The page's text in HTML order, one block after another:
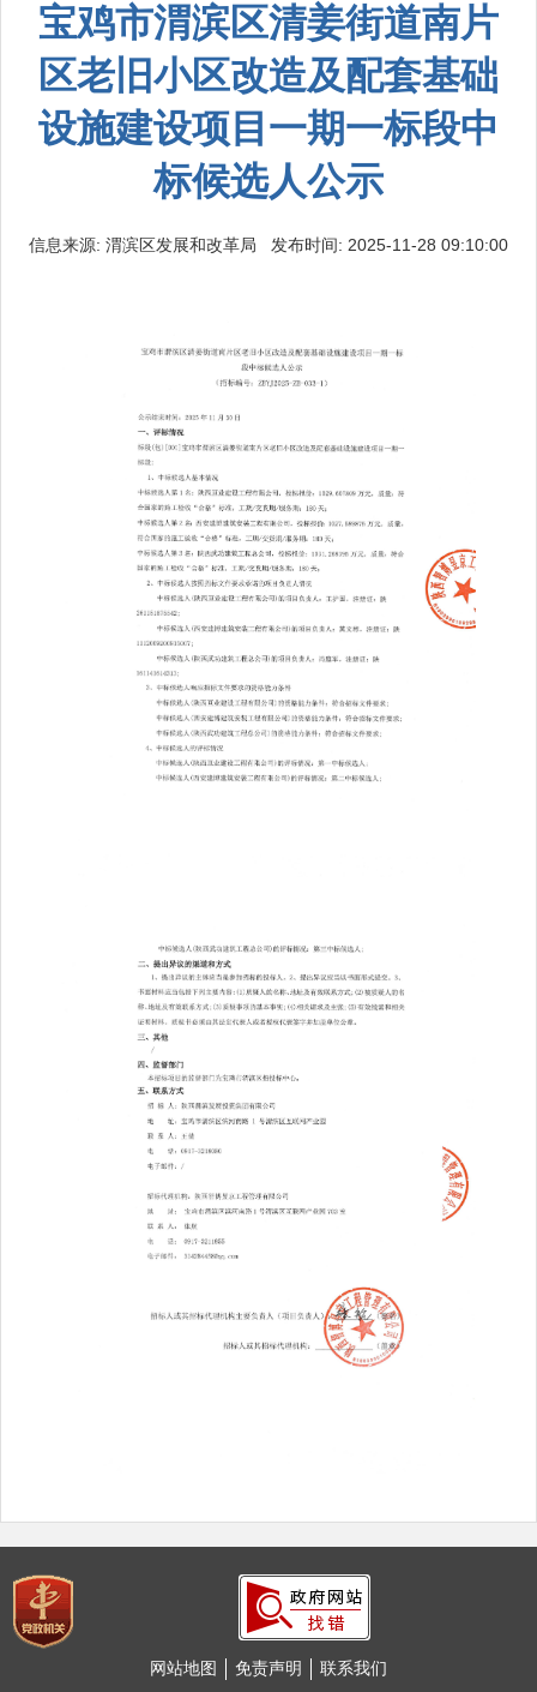
宝鸡市渭滨区清姜街道南片
区老旧小区改造及配套基础
设施建设项目一期一标段中
标候选人公示
信息来源: 渭滨区发展和改革局 发布时间: 2025-11-28 09:10:00
网站地图 免责声明 联系我们